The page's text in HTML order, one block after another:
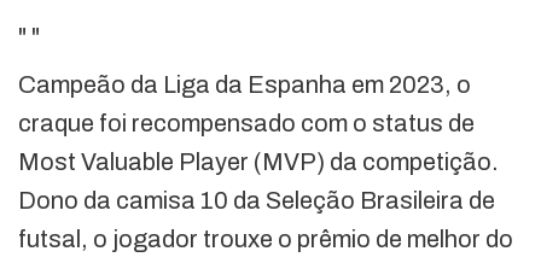
" "
Campeão da Liga da Espanha em 2023, o
craque foi recompensado com o status de
Most Valuable Player (MVP) da competição.
Dono da camisa 10 da Seleção Brasileira de
futsal, o jogador trouxe o prêmio de melhor do